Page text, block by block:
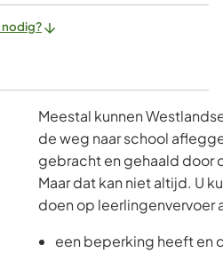
nodig?
Meestal kunnen
de weg naar school
gebracht en gehaald door
Maar dat kan niet altijd. U
doen op leerlingenvervoer
een beperking heeft en